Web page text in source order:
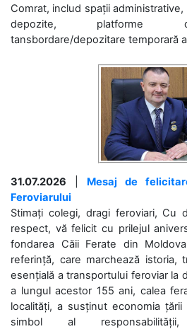
Comrat, includ spații
depozite, platforme
tansbordare/depozitare temporară
31.07.2026
Mesaj de
Feroviarului
Stimați colegi, dragi feroviari, Cu
respect, vă felicit cu prilejul
fondarea Căii Ferate din
referință, care marchează istoria,
esențială a transportului feroviar la
a lungul acestor 155 ani, calea
localități, a susținut economia
simbol al